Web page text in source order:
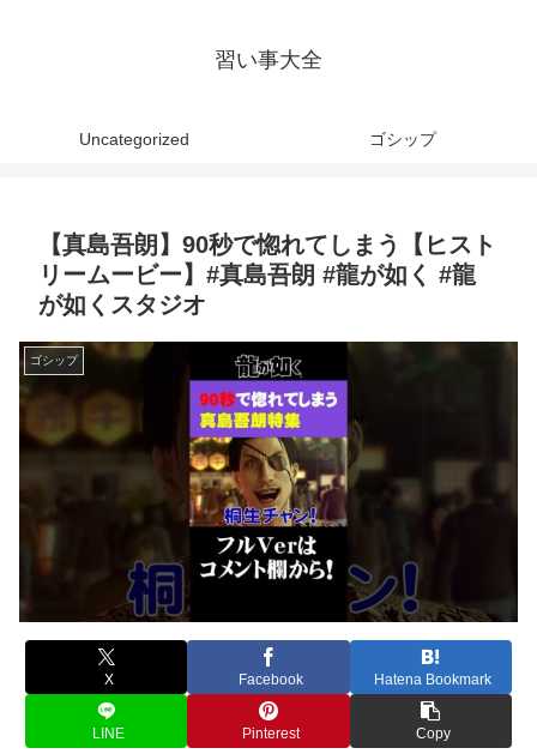
習い事大全
Uncategorized ゴシップ
【真島吾朗】90秒で惚れてしまう【ヒスト
リームービー】#真島吾朗 #龍が如く #龍
が如くスタジオ
ゴシップ
X Facebook Hatena Bookmark
LINE Pinterest Copy